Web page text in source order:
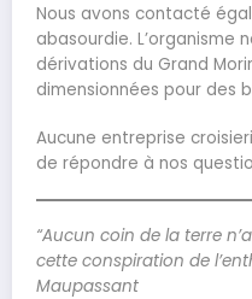
Nous avons contacté
abasourdie. L’organisme
dérivations du Grand
dimensionnées pour des
Aucune entreprise
de répondre à nos
“Aucun coin de la terre
cette conspiration de
Maupassant